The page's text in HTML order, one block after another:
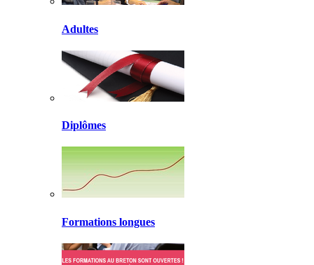
Adultes
Diplômes
Formations longues